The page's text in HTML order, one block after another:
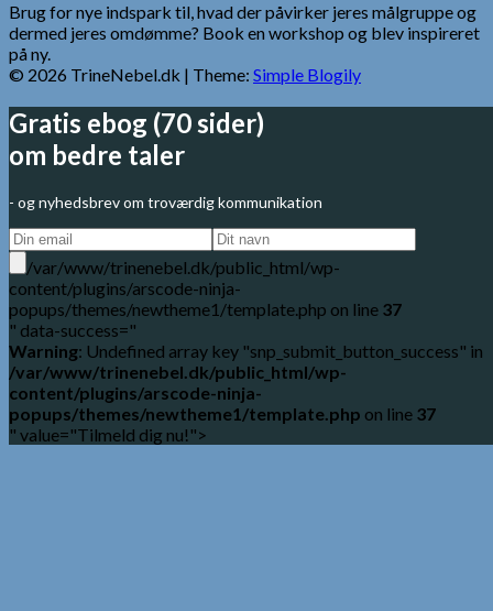
Brug for nye indspark til, hvad der påvirker jeres målgruppe og
dermed jeres omdømme? Book en workshop og blev inspireret
på ny.
© 2026 TrineNebel.dk | Theme: Simple Blogily
Gratis ebog (70 sider)
om bedre taler
- og nyhedsbrev om troværdig kommunikation
/var/www/trinenebel.dk/public_html/wp-
content/plugins/arscode-ninja-
popups/themes/newtheme1/template.php on line 37
" data-success="
Warning: Undefined array key "snp_submit_button_success" in
/var/www/trinenebel.dk/public_html/wp-
content/plugins/arscode-ninja-
popups/themes/newtheme1/template.php on line 37
" value="Tilmeld dig nu!">